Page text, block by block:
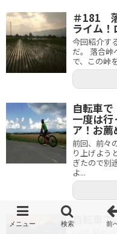
＃181
ライム！
今回紹介す
だ。 落合峠
で、この峠
自転車で
一度は行
ア！お薦
前回、前々
り上げよう
ぎたので別
よ...
自転車で